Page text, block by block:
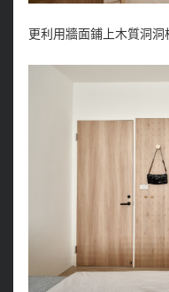
更利用牆面鋪上木質洞洞